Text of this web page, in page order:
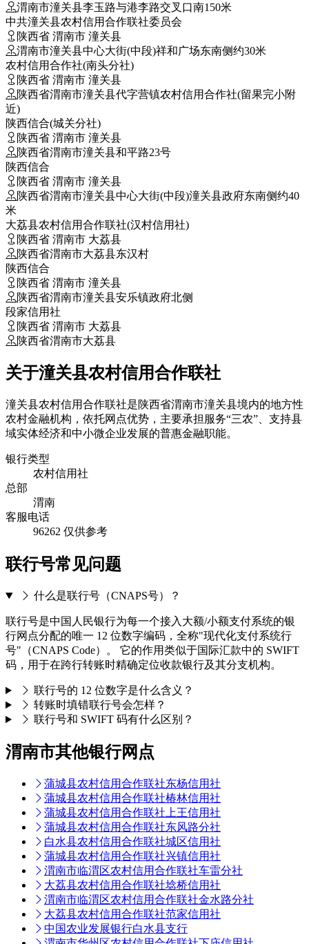
渭南市潼关县李玉路与港李路交叉口南150米
中共潼关县农村信用合作联社委员会
陕西省 渭南市 潼关县
渭南市潼关县中心大街(中段)祥和广场东南侧约30米
农村信用合作社(南头分社)
陕西省 渭南市 潼关县
陕西省渭南市潼关县代字营镇农村信用合作社(留果完小附
近)
陕西信合(城关分社)
陕西省 渭南市 潼关县
陕西省渭南市潼关县和平路23号
陕西信合
陕西省 渭南市 潼关县
陕西省渭南市潼关县中心大街(中段)潼关县政府东南侧约40
米
大荔县农村信用合作联社(汉村信用社)
陕西省 渭南市 大荔县
陕西省渭南市大荔县东汉村
陕西信合
陕西省 渭南市 潼关县
陕西省渭南市潼关县安乐镇政府北侧
段家信用社
陕西省 渭南市 大荔县
陕西省渭南市大荔县
关于潼关县农村信用合作联社
潼关县农村信用合作联社是陕西省渭南市潼关县境内的地方性
农村金融机构，依托网点优势，主要承担服务“三农”、支持县
域实体经济和中小微企业发展的普惠金融职能。
银行类型
农村信用社
总部
渭南
客服电话
96262 仅供参考
联行号常见问题
什么是联行号（CNAPS号）？
联行号是中国人民银行为每一个接入大额/小额支付系统的银
行网点分配的唯一 12 位数字编码，全称"现代化支付系统行
号"（CNAPS Code）。 它的作用类似于国际汇款中的 SWIFT
码，用于在跨行转账时精确定位收款银行及其分支机构。
联行号的 12 位数字是什么含义？
转账时填错联行号会怎样？
联行号和 SWIFT 码有什么区别？
渭南市其他银行网点
蒲城县农村信用合作联社东杨信用社
蒲城县农村信用合作联社椿林信用社
蒲城县农村信用合作联社上王信用社
蒲城县农村信用合作联社东风路分社
白水县农村信用合作联社城区信用社
蒲城县农村信用合作联社兴镇信用社
渭南市临渭区农村信用合作联社车雷分社
大荔县农村信用合作联社埝桥信用社
渭南市临渭区农村信用合作联社金水路分社
大荔县农村信用合作联社范家信用社
中国农业发展银行白水县支行